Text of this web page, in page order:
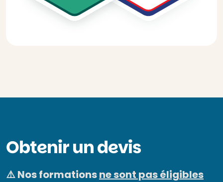
Obtenir un devis
⚠️ Nos formationsne sont pas éligibles